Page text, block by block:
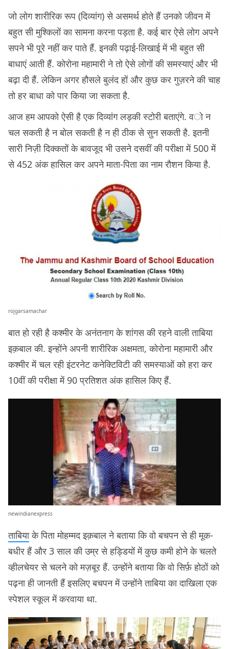
जो लोग शारीरिक रूप (दिव्यांग) से असमर्थ होते हैं उनको जीवन में
बहुत सी मुश्किलों का सामना करना पड़ता है. कई बार ऐसे लोग अपने
सपने भी पूरे नहीं कर पाते हैं. इनकी पढ़ाई-लिखाई में भी बहुत सी
बाधाएं आती हैं. कोरोना महामारी ने तो ऐसे लोगों की समस्याएं और भी
बढ़ा दी हैं. लेकिन अगर हौसले बुलंद हों और कुछ कर गुज़रने की चाह
तो हर बाधा को पार किया जा सकता है.
आज हम आपको ऐसी है एक दिव्यांग लड़की स्टोरी बताएंगे. वो न
चल सकती है न बोल सकती है न ही ठीक से सुन सकती है. इतनी
सारी निज़ी दिक्कतों के बावजूद भी उसने दसवीं की परीक्षा में 500 में
से 452 अंक हासिल कर अपने माता-पिता का नाम रौशन किया है.
rojgarsamachar
बात हो रही है कश्मीर के अनंतनाग के शांगस की रहने वाली ताबिया
इक़बाल की. इन्होंने अपनी शारीरिक अक्षमता, कोरोना महामारी और
कश्मीर में चल रही इंटरनेट कनेक्टिविटी की समस्याओं को हरा कर
10वीं की परीक्षा में 90 प्रतिशत अंक हासिल किए हैं.
newindianexpress
ताबियाके पिता मोहम्मद इक़बाल ने बताया कि वो बचपन से ही मूक-
बधीर हैं और 3 साल की उम्र से हड्डियों में कुछ कमी होने के चलते
व्हीलचेयर से चलने को मज़बूर हैं. उन्होंने बताया कि वो सिर्फ़ होठों को
पढ़ना ही जानती हैं इसलिए बचपन में उन्होंने ताबिया का दाखिला एक
स्पेशल स्कूल में करवाया था.